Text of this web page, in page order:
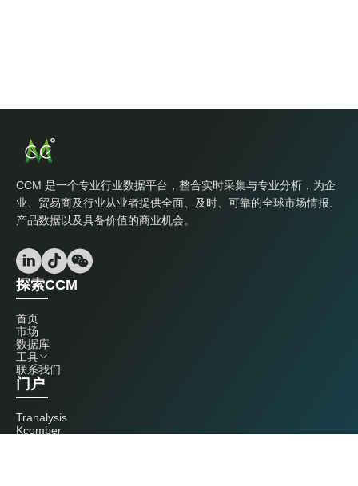
CCM 是一个专业行业数据平台，整合实时采集与专业分析，为企
业、贸易商及行业从业者提供全面、及时、可靠的全球市场情报、
产品数据以及具备价值的商业机会。
探索CCM
首页
市场
数据库
工具
联系我们
门户
Tranalysis
Kcomber